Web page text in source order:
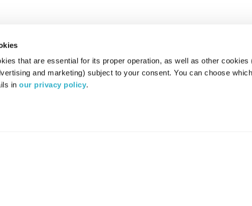
that are essential for its proper operation, as well as other cookies
and marketing) subject to your consent. You can choose
in our privacy policy.